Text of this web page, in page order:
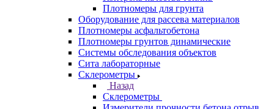
Плотномеры для грунта
Оборудование для рассева материалов
Плотномеры асфальтобетона
Плотномеры грунтов динамические
Системы обследования объектов
Сита лабораторные
Склерометры
Назад
Склерометры